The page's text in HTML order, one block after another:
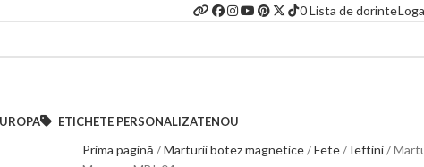
0Lista de dorinte
ETICHETE PERSONALIZATENOU
Prima pagină Marturii botez magnetice Fete Ieftini